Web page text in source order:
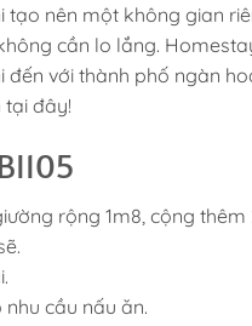
nên một không gian
cần lo lắng.
với thành phố ngàn
tại đây!
rộng 1m8, cộng
cầu nấu ăn.